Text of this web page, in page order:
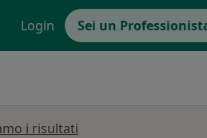
Login Sei un
i risultati